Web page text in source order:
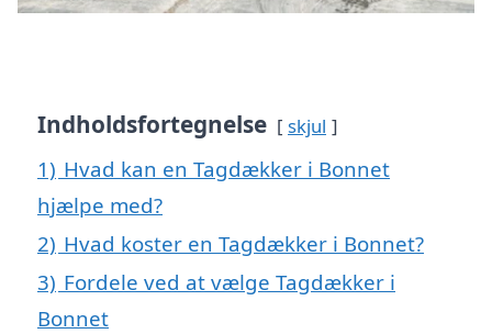
Indholdsfortegnelse skjul
1) Hvad kan en Tagdækker i Bonnet
hjælpe med?
2) Hvad koster en Tagdækker i Bonnet?
3) Fordele ved at vælge Tagdækker i
Bonnet